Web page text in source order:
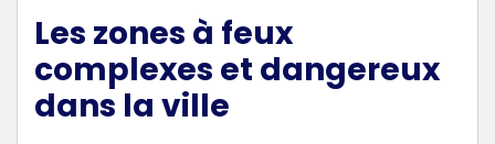
Les zones à feux
complexes et dangereux
dans la ville